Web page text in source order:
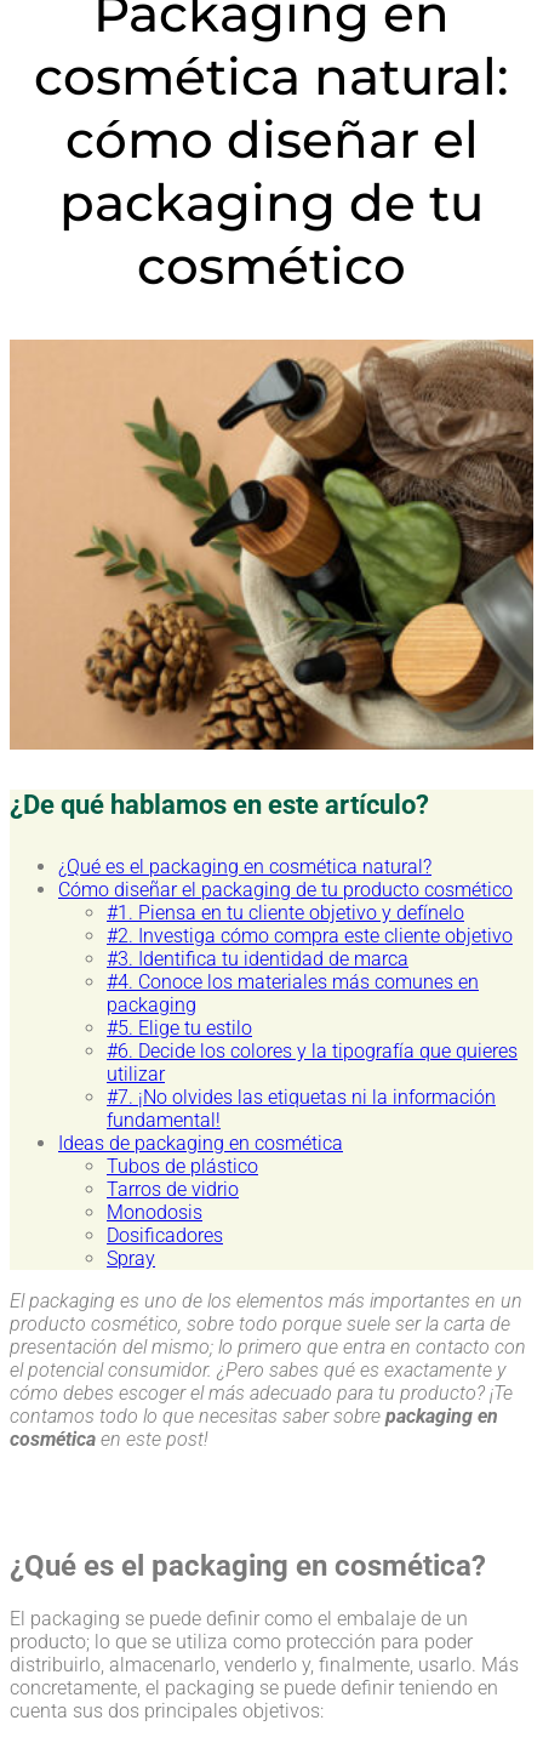
Packaging en
cosmética natural:
cómo diseñar el
packaging de tu
cosmético
¿De qué hablamos en este artículo?
¿Qué es el packaging en cosmética natural?
Cómo diseñar el packaging de tu producto cosmético
#1. Piensa en tu cliente objetivo y defínelo
#2. Investiga cómo compra este cliente objetivo
#3. Identifica tu identidad de marca
#4. Conoce los materiales más comunes en
packaging
#5. Elige tu estilo
#6. Decide los colores y la tipografía que quieres
utilizar
#7. ¡No olvides las etiquetas ni la información
fundamental!
Ideas de packaging en cosmética
Tubos de plástico
Tarros de vidrio
Monodosis
Dosificadores
Spray
El packaging es uno de los elementos más importantes en un
producto cosmético, sobre todo porque suele ser la carta de
presentación del mismo; lo primero que entra en contacto con
el potencial consumidor. ¿Pero sabes qué es exactamente y
cómo debes escoger el más adecuado para tu producto? ¡Te
contamos todo lo que necesitas saber sobre packaging en
cosmética en este post!
¿Qué es el packaging en cosmética?
El packaging se puede definir como el embalaje de un
producto; lo que se utiliza como protección para poder
distribuirlo, almacenarlo, venderlo y, finalmente, usarlo. Más
concretamente, el packaging se puede definir teniendo en
cuenta sus dos principales objetivos: